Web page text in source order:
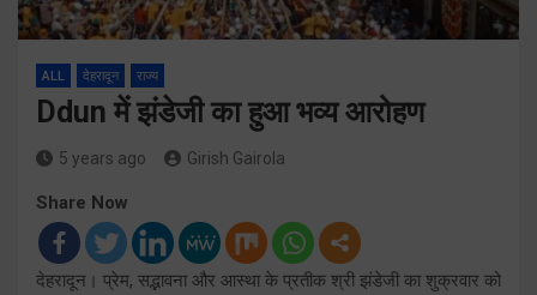
ALL देहरादून राज्य
Ddun में झंडेजी का हुआ भव्य आरोहण
5 years ago Girish Gairola
Share Now
देहरादून। प्रेम, सद्भावना और आस्था के प्रतीक श्री झंडेजी का शुक्रवार को